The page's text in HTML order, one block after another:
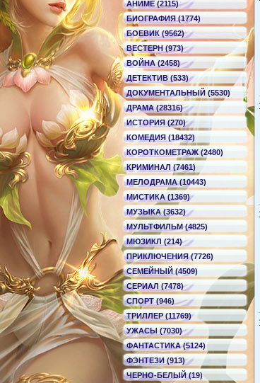
АНИМЕ (2115)
БИОГРАФИЯ (1774)
БОЕВИК (9562)
ВЕСТЕРН (973)
ВОЙНА (2458)
ДЕТЕКТИВ (533)
ДОКУМЕНТАЛЬНЫЙ (5530)
ДРАМА (28316)
ИСТОРИЯ (270)
КОМЕДИЯ (18432)
КОРОТКОМЕТРАЖ (2480)
КРИМИНАЛ (7461)
МЕЛОДРАМА (10443)
МИСТИКА (1369)
МУЗЫКА (3632)
МУЛЬТФИЛЬМ (4825)
МЮЗИКЛ (214)
ПРИКЛЮЧЕНИЯ (7726)
СЕМЕЙНЫЙ (4509)
СЕРИАЛ (7478)
СПОРТ (946)
ТРИЛЛЕР (11769)
УЖАСЫ (7030)
ФАНТАСТИКА (5124)
ФЭНТЕЗИ (913)
ЧЕРНО-БЕЛЫЙ (19)